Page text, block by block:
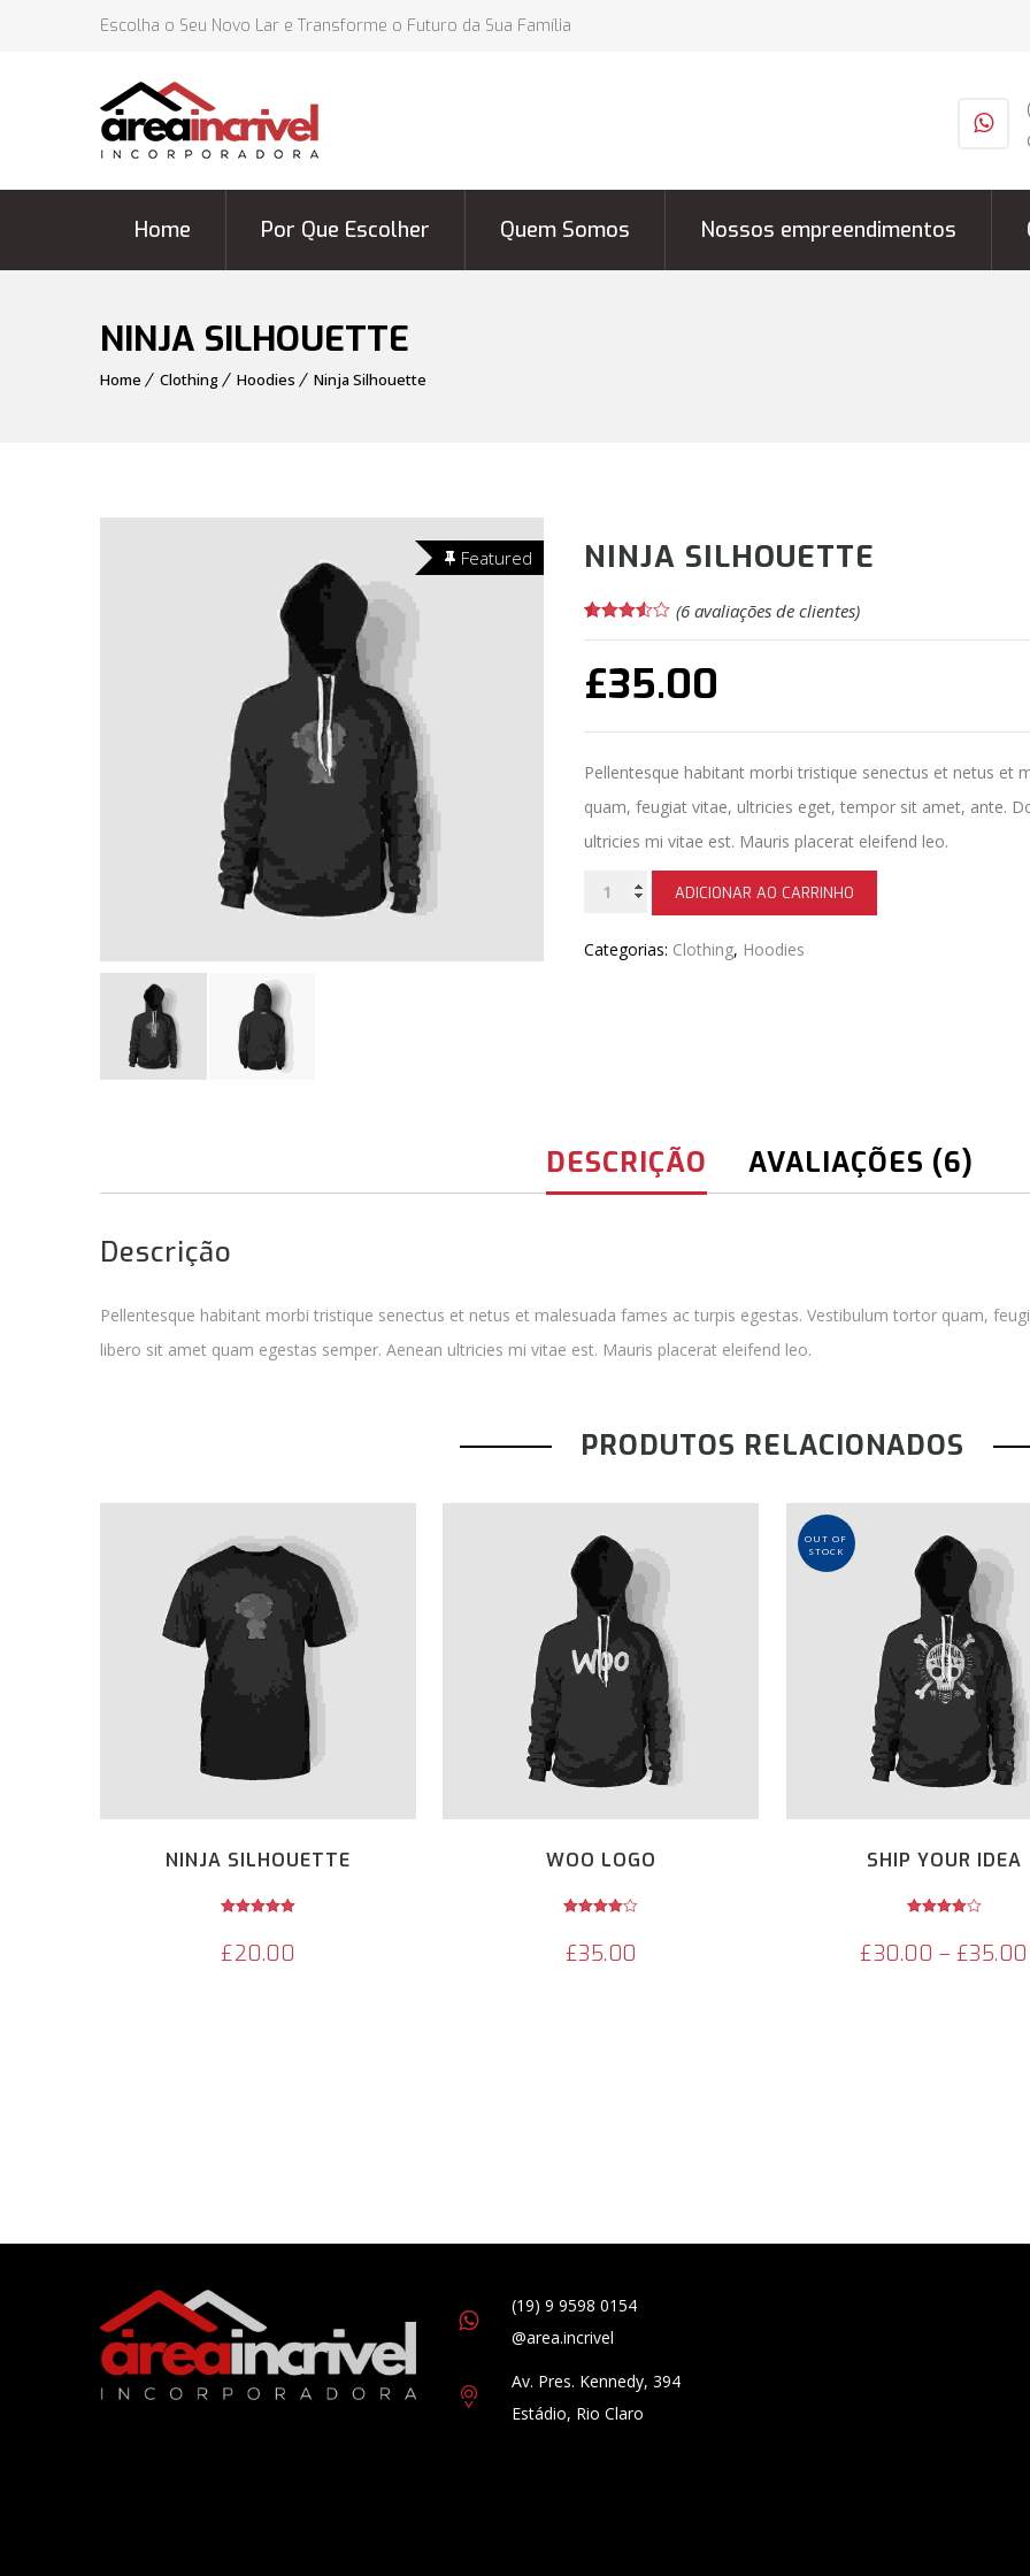
Escolha o Seu Novo Lar e Transforme o Futuro da Sua Família
Home Por Que Escolher Quem Somos Nossos empreendimentos
NINJA SILHOUETTE
Home Clothing Hoodies Ninja Silhouette
Featured NINJA SILHOUETTE
3.50de
5, com
baseado
avaliações
clientes
(6avaliações de clientes)
£35.00
Pellentesque habitant morbi tristique senectus et netus et
quam, feugiat vitae, ultricies eget, tempor sit amet, ante.
ultricies mi vitae est. Mauris placerat eleifend leo.
Ninja
Silhouette
quantidade
ADICIONAR AO CARRINHO
Categorias: Clothing, Hoodies
DESCRIÇÃO AVALIAÇÕES (6)
Descrição
Pellentesque habitant morbi tristique senectus et netus et malesuada fames ac turpis egestas. Vestibulum tortor quam,
libero sit amet quam egestas semper. Aenean ultricies mi vitae est. Mauris placerat eleifend leo.
PRODUTOS RELACIONADOS
NINJA SILHOUETTE
£20.00
WOO LOGO
£35.00
de 5
OUT OF
STOCK
SHIP YOUR IDEA
£30.00 – £35.00
de 5
(19) 9 9598 0154
@area.incrivel
Av. Pres. Kennedy, 394
Estádio, Rio Claro